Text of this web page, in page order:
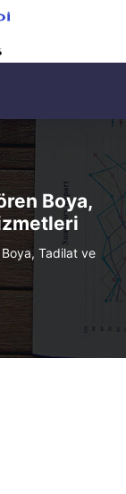
Boya,
Tadilat ve